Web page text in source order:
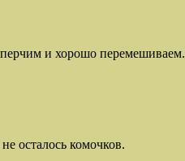
перчим и хорошо перемешиваем.
осталось комочков.